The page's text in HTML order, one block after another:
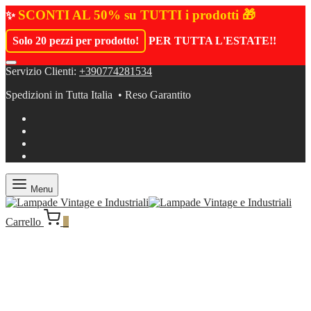
✨ SCONTI AL 50% su TUTTI i prodotti 🎁
Solo 20 pezzi per prodotto! PER TUTTA L'ESTATE!!
Servizio Clienti: +390774281534
Spedizioni in Tutta Italia • Reso Garantito
Menu
Carrello